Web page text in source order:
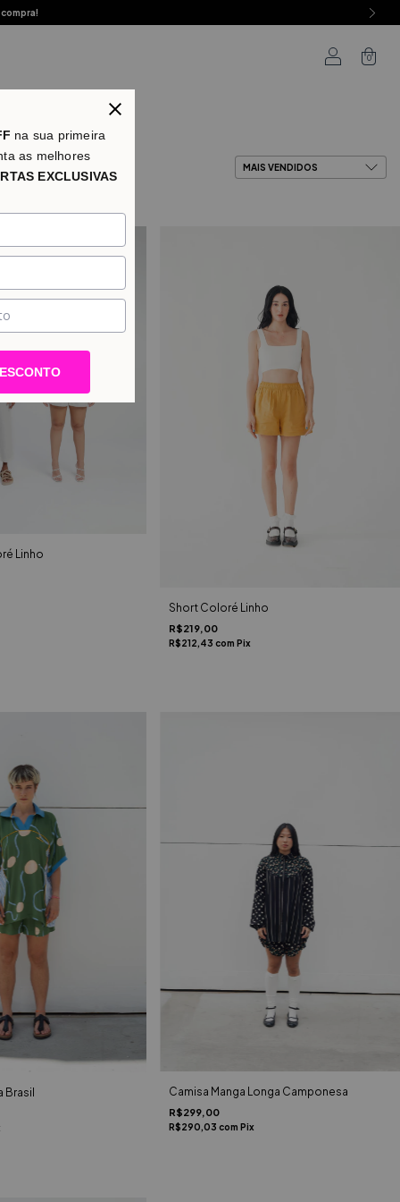
0
Linho
Short Coloré Linho
R$219,00
R$212,43com Pix
Brasil Camisa Manga Longa Camponesa
R$299,00
R$290,03com Pix
na sua primeira
as melhores
EXCLUSIVAS